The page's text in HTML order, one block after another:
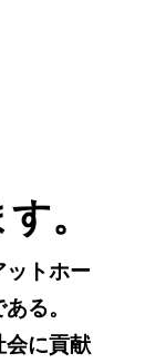
。
ットホー
る。
会に貢献